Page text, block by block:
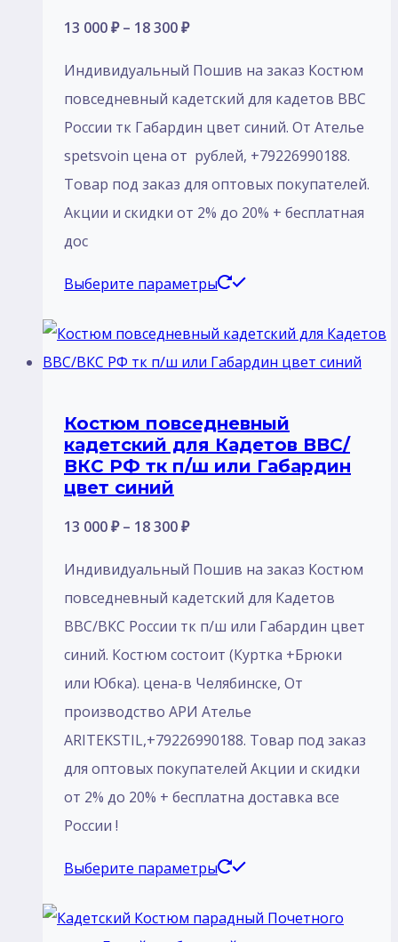
13 000₽ – 18 300₽Диапазон
000 ₽
18
300 ₽
Индивидуальный Пошив на заказ Костюм
повседневный кадетский для кадетов ВВС
России тк Габардин цвет синий. От Ателье
spetsvoin цена от рублей, +79226990188.
Товар под заказ для оптовых покупателей.
Акции и скидки от 2% до 20% + бесплатная
дос
Выберите параметры
Этот
имеет
несколько
Опции
можно
выбрать
товара.
Костюм повседневный
кадетский для Кадетов ВВС/
ВКС РФ тк п/ш или Габардин
цвет синий
13 000₽ – 18 300₽Диапазон
000 ₽
Индивидуальный Пошив на заказ Костюм
повседневный кадетский для Кадетов
ВВС/ВКС России тк п/ш или Габардин цвет
синий. Костюм состоит (Куртка +Брюки
или Юбка). цена-в Челябинске, От
производство АРИ Ателье
ARITEKSTIL,+79226990188. Товар под заказ
для оптовых покупателей Акции и скидки
от 2% до 20% + бесплатна доставка все
России !
Выберите параметры
Этот
имеет